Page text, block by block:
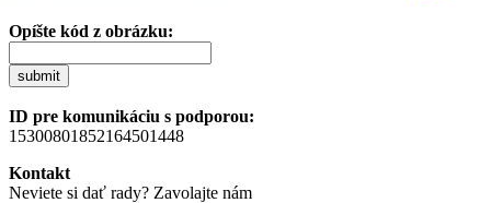
Opíšte kód z obrázku:
submit
ID pre komunikáciu s podporou:
15300801852164501448
Kontakt
Neviete si dať rady? Zavolajte nám